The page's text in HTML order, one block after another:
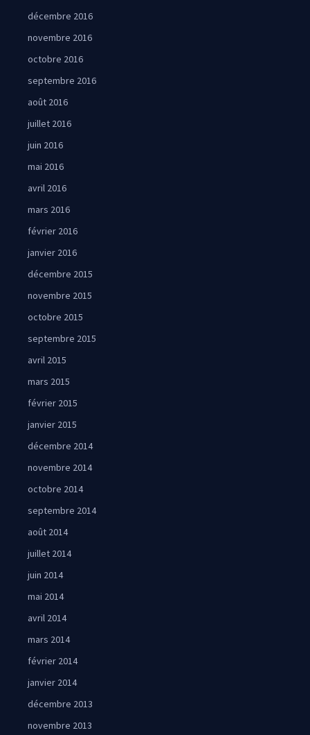
décembre 2016
novembre 2016
octobre 2016
septembre 2016
août 2016
juillet 2016
juin 2016
mai 2016
avril 2016
mars 2016
février 2016
janvier 2016
décembre 2015
novembre 2015
octobre 2015
septembre 2015
avril 2015
mars 2015
février 2015
janvier 2015
décembre 2014
novembre 2014
octobre 2014
septembre 2014
août 2014
juillet 2014
juin 2014
mai 2014
avril 2014
mars 2014
février 2014
janvier 2014
décembre 2013
novembre 2013